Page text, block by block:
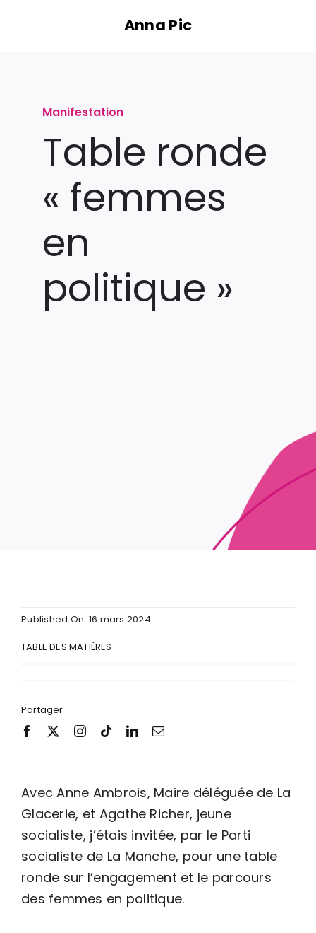
contenu
Anna Pic
Manifestation
Table ronde
« femmes
en
politique »
Published On: 16 mars 2024
TABLE DES MATIÈRES
Partager
Avec Anne Ambrois, Maire déléguée de La
Glacerie, et Agathe Richer, jeune
socialiste, j’étais invitée, par le Parti
socialiste de La Manche, pour une table
ronde sur l’engagement et le parcours
des femmes en politique.